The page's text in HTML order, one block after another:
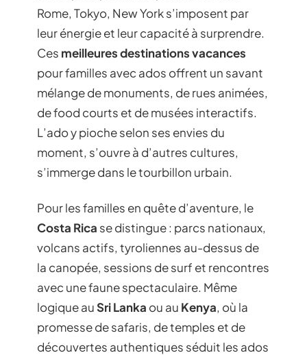
Rome, Tokyo, New York s’imposent par
leur énergie et leur capacité à surprendre.
Ces meilleures destinations vacances
pour familles avec ados offrent un savant
mélange de monuments, de rues animées,
de food courts et de musées interactifs.
L’ado y pioche selon ses envies du
moment, s’ouvre à d’autres cultures,
s’immerge dans le tourbillon urbain.
Pour les familles en quête d’aventure, le
Costa Rica se distingue : parcs nationaux,
volcans actifs, tyroliennes au-dessus de
la canopée, sessions de surf et rencontres
avec une faune spectaculaire. Même
logique au Sri Lanka ou au Kenya, où la
promesse de safaris, de temples et de
découvertes authentiques séduit les ados